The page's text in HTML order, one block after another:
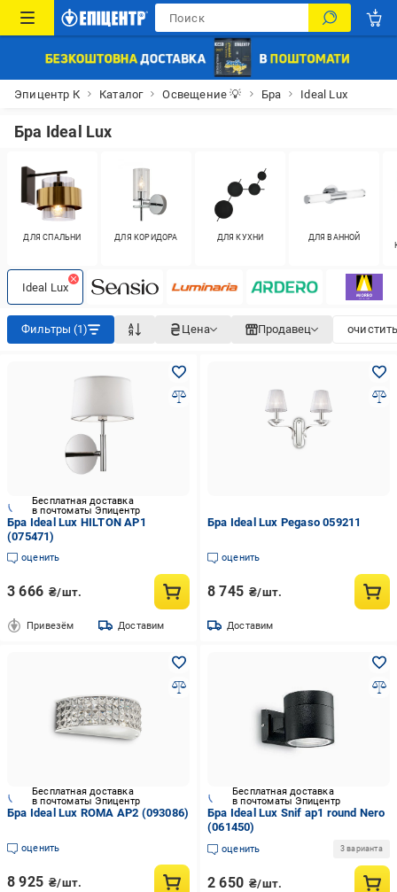
Эпицентр К Каталог Освещение 💡 Бра Ideal Lux
Бра Ideal Lux
ДЛЯ СПАЛЬНИ ДЛЯ КОРИДОРА ДЛЯ КУХНИ
ДЛЯ ВАННОЙ
Ideal Lux
Фильтры (1) Цена Продавец
Бесплатная доставка
в почтоматы Эпицентр
Бра Ideal Lux HILTON AP1
(075471)
оценить
3 666 ₴/шт.
Привезём Доставим
Бра Ideal Lux Pegaso 059211
оценить
8 745 ₴/шт.
Доставим
Бесплатная доставка
в почтоматы Эпицентр
Бра Ideal Lux ROMA AP2 (093086)
оценить
8 925 ₴/шт.
Бесплатная доставка
в почтоматы Эпицентр
Бра Ideal Lux Snif ap1 round Nero
(061450)
оценить 3 варианта
2 650 ₴/шт.